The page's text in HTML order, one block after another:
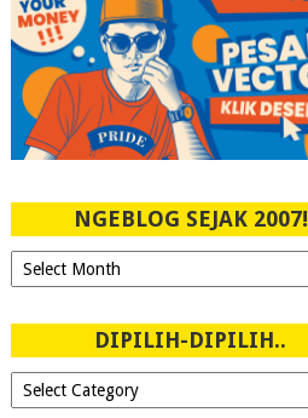
NGEBLOG SEJAK 2007!
Ngeblog
Sejak
DIPILIH-DIPILIH..
Dipilih-
dipilih..